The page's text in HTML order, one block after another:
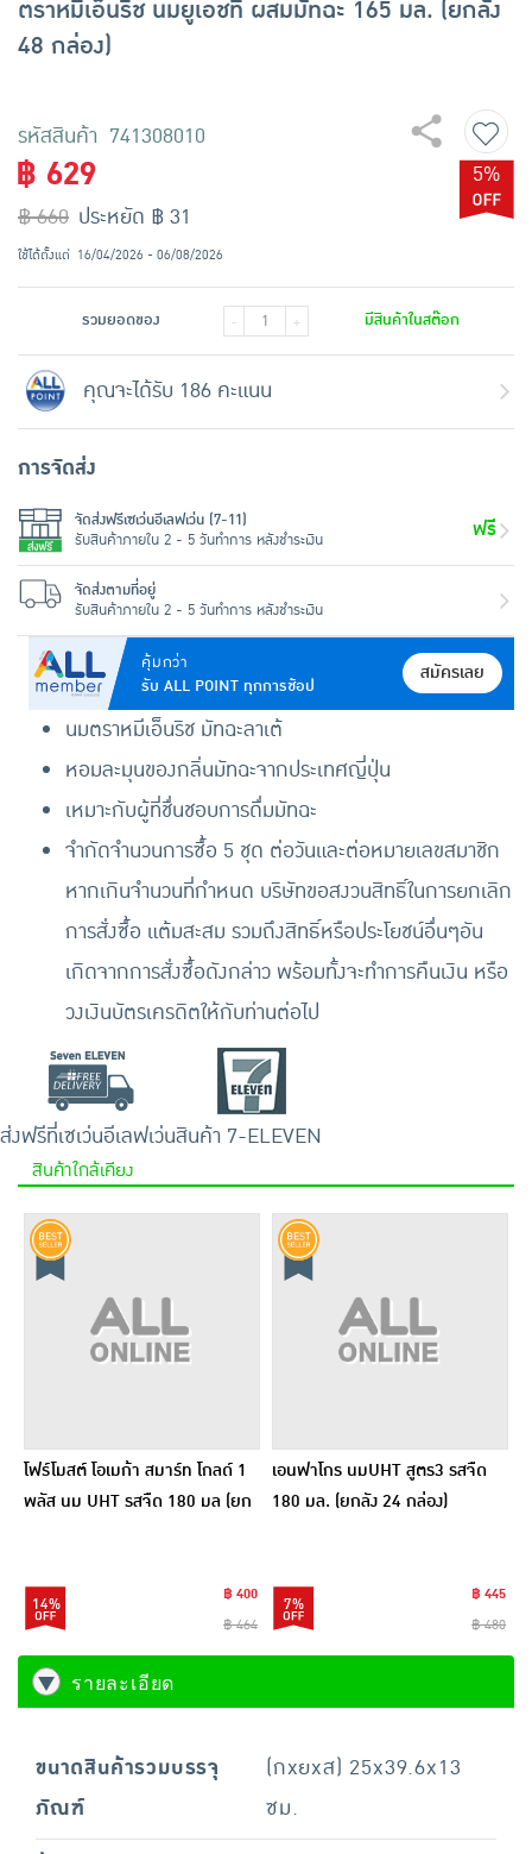
ตราหมีเอ็นริช นมยูเอชที ผสมมัทฉะ 165 มล. (ยกลัง
48 กล่อง)
รหัสสินค้า 741308010
คุ้มกว่า
รับ ALL POINT ทุกการช้อป
สมัครเลย
นมตราหมีเอ็นริช มัทฉะลาเต้
หอมละมุนของกลิ่นมัทฉะจากประเทศญี่ปุ่น
เหมาะกับผู้ที่ชื่นชอบการดื่มมัทฉะ
จำกัดจำนวนการซื้อ 5 ชุด ต่อวันและต่อหมายเลขสมาชิก
หากเกินจำนวนที่กำหนด บริษัทขอสงวนสิทธิ์ในการยกเลิก
การสั่งซื้อ แต้มสะสม รวมถึงสิทธิ์หรือประโยชน์อื่นๆอัน
เกิดจากการสั่งซื้อดังกล่าว พร้อมทั้งจะทำการคืนเงิน หรือ
วงเงินบัตรเครดิตให้กับท่านต่อไป
฿ 629
฿ 660
5%
ประหยัด ฿ 31
ใช้ได้ตั้งแต่ 16/04/2026 - 06/08/2026
รวมยอดของ - + มีสินค้าในสต๊อก
คุณจะได้รับ 186 คะแนน
การจัดส่ง
จัดส่งฟรีเซเว่นอีเลฟเว่น (7-11)
รับสินค้าภายใน 2 - 5 วันทำการ หลังชำระเงิน
ฟรี
จัดส่งตามที่อยู่
รับสินค้าภายใน 2 - 5 วันทำการ หลังชำระเงิน
ส่งฟรีที่เซเว่นอีเลฟเว่นสินค้า 7-ELEVEN
สินค้าใกล้เคียง
โฟร์โมสต์ โอเมก้า สมาร์ท โกลด์ 1
พลัส นม UHT รสจืด 180 มล (ยก
14%
฿ 400
฿ 464
เอนฟาโกร นมUHT สูตร3 รสจืด
180 มล. (ยกลัง 24 กล่อง)
7%
฿ 445
฿ 480
รายละเอียด
ขนาดสินค้ารวมบรรจุ
ภัณฑ์
(กxยxส) 25x39.6x13
ซม.